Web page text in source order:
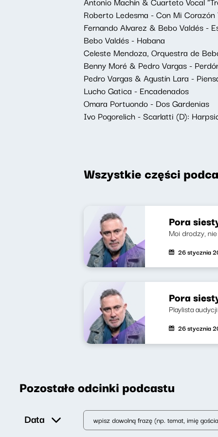
Roberto Ledesma - Con Mi Corazón
Fernando Alvarez & Bebo Valdés -
Bebo Valdés - Habana
Celeste Mendoza, Orquestra de
Benny Moré & Pedro Vargas -
Pedro Vargas & Agustín Lara -
Lucho Gatica - Encadenados
Omara Portuondo - Dos Gardenias
Ivo Pogorelich - Scarlatti (D):
Wszystkie części
Pora
Moi drodzy,
26 stycznia
Pora
Playlista
26 stycznia
Pozostałe odcinki podcastu
Data